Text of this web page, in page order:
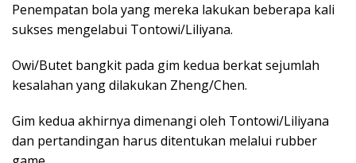
Penempatan bola yang mereka lakukan beberapa kali
sukses mengelabui Tontowi/Liliyana.
Owi/Butet bangkit pada gim kedua berkat sejumlah
kesalahan yang dilakukan Zheng/Chen.
Gim kedua akhirnya dimenangi oleh Tontowi/Liliyana
dan pertandingan harus ditentukan melalui rubber